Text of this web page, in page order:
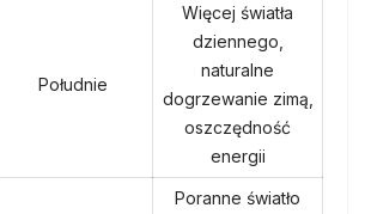
Południe
Więcej światła
dziennego,
naturalne
dogrzewanie zimą,
oszczędność
energii
Poranne światło